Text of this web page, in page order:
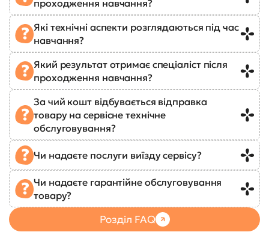
проходження навчання?
Які технічні аспекти розглядаються під час
навчання?
Який результат отримає спеціаліст після
проходження навчання?
За чий кошт відбувається відправка
товару на сервісне технічне
обслуговування?
Чи надаєте послуги виїзду сервісу?
Чи надаєте гарантійне обслуговування
товару?
Розділ FAQ